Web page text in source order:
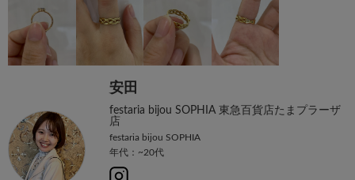
安田
festaria bijou SOPHIA 東急百貨店たまプラーザ
店
festaria bijou SOPHIA
年代：~20代